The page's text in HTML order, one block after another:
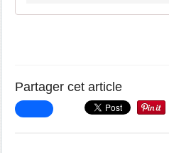
Partager cet article